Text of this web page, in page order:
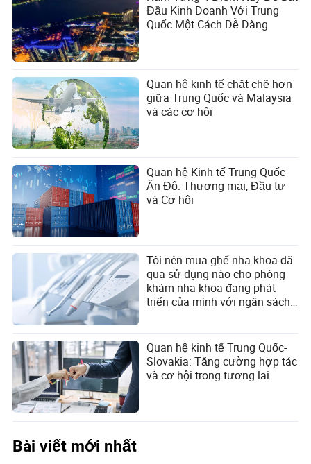
Các sản phẩm bằng sắt
hoặc thép
Hóa chất hữu cơ 2.14
Nội thất; giường, nệm,
đệm hỗ trợ, đệm, và các
đồ nội thất nhồi tương tự
1.97
Nhiên liệu khoáng, dầu
khoáng và các sản phẩm
chưng cất của chúng; các
chất bitum; sáp khoáng
Các sản phẩm hóa chất
1.64
Nguồn: ICT Trade Map
Đầu tư song phương Trung Quốc-
Indonesia
Đầu Kinh Doanh Với Trung
Quốc Một Cách Dễ Dàng
Quan hệ kinh tế chặt chẽ hơn
giữa Trung Quốc và Malaysia
và các cơ hội
Quan hệ Kinh tế Trung Quốc-
Ấn Độ: Thương mại, Đầu tư
và Cơ hội
Tôi nên mua ghế nha khoa đã
qua sử dụng nào cho phòng
khám nha khoa đang phát
triển của mình với ngân sách
Quan hệ kinh tế Trung Quốc-
Slovakia: Tăng cường hợp tác
và cơ hội trong tương lai
Bài viết mới nhất